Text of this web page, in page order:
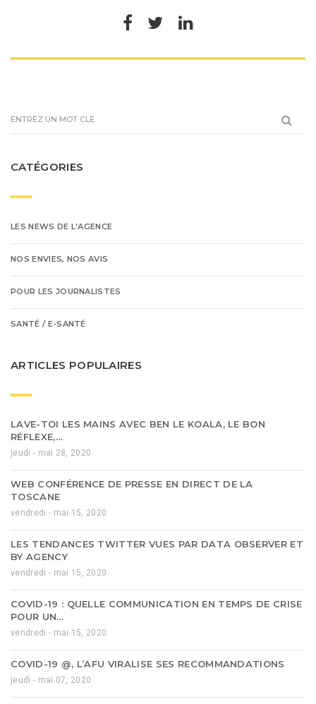
CATÉGORIES
LES NEWS DE L'AGENCE
NOS ENVIES, NOS AVIS
POUR LES JOURNALISTES
SANTÉ / E-SANTÉ
ARTICLES POPULAIRES
LAVE-TOI LES MAINS AVEC BEN LE KOALA, LE BON
RÉFLEXE,…
jeudi - mai 28, 2020
WEB CONFÉRENCE DE PRESSE EN DIRECT DE LA
TOSCANE
vendredi - mai 15, 2020
LES TENDANCES TWITTER VUES PAR DATA OBSERVER ET
BY AGENCY
vendredi - mai 15, 2020
COVID-19 : QUELLE COMMUNICATION EN TEMPS DE CRISE
POUR UN…
vendredi - mai 15, 2020
COVID-19 @, L’AFU VIRALISE SES RECOMMANDATIONS
jeudi - mai 07, 2020